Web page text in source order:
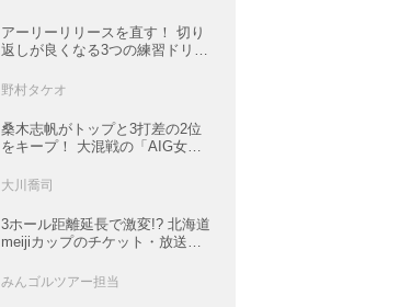
アーリーリリースを直す！ 切り
返しが良くなる3つの練習ドリル
野村タケオ
桑木志帆がトップと3打差の2位
をキープ！ 大混戦の「AIG女子
佳も逆転圏内で運命の最終日へ
大川喬司
3ホール距離延長で激変!? 北海道
meijiカップのチケット・放送＆
メント観戦ガイド】
みんゴルツアー担当